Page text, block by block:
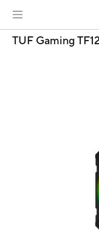
TUF Gaming